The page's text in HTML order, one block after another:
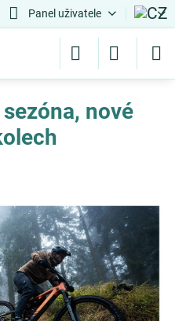
Panel uživatele
nové